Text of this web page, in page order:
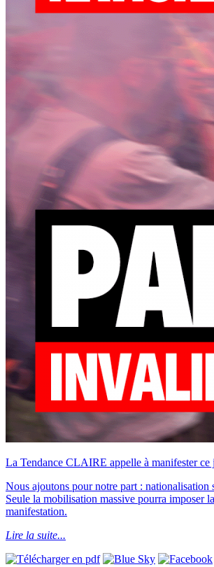
La Tendance CLAIRE appelle à manifester
Nous ajoutons pour notre part :
Seule la mobilisation massive pourra imposer
manifestation.
Lire la suite...